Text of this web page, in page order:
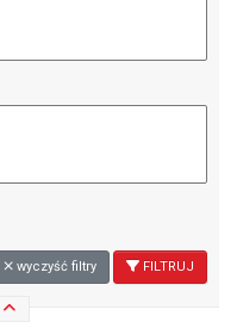
wyczyść filtry FILTRUJ